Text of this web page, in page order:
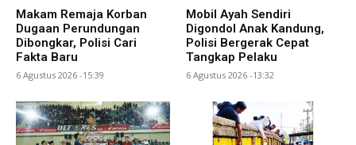
Makam Remaja Korban
Dugaan Perundungan
Dibongkar, Polisi Cari
Fakta Baru
6 Agustus 2026 -15:39
Mobil Ayah Sendiri
Digondol Anak Kandung,
Polisi Bergerak Cepat
Tangkap Pelaku
6 Agustus 2026 -13:32